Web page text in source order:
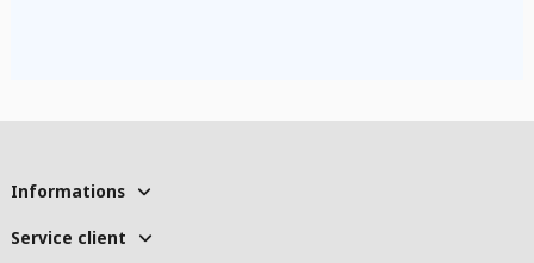
Informations
Service client